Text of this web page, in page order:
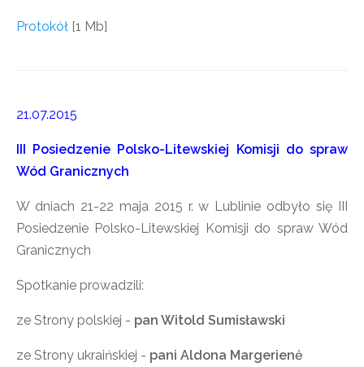
Protokół [1 Mb]
21.07.2015
III Posiedzenie Polsko-Litewskiej Komisji do spraw
Wód Granicznych
W dniach 21-22 maja 2015 r. w Lublinie odbyło się III
Posiedzenie Polsko-Litewskiej Komisji do spraw Wód
Granicznych
Spotkanie prowadzili:
ze Strony polskiej - pan Witold Sumisławski
ze Strony ukraińskiej - pani Aldona Margerienė